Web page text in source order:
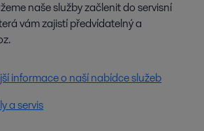
naše služby začlenit do servisní
vám zajistí předvídatelný a
informace o naší nabídce služeb
a servis